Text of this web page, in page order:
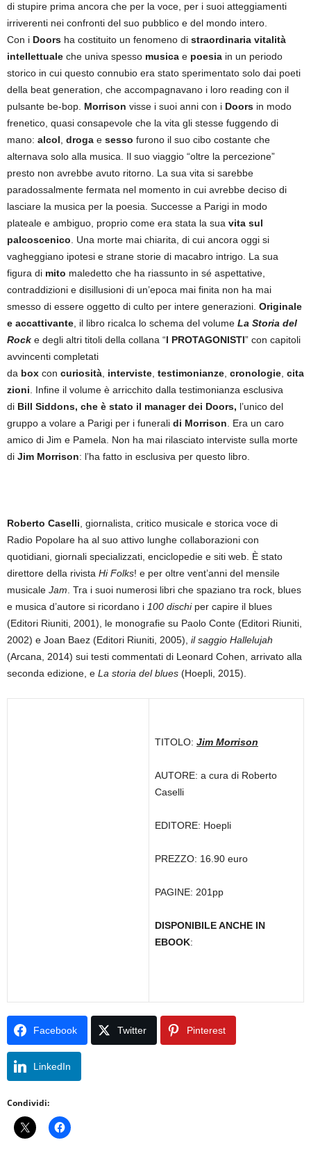
di stupire prima ancora che per la voce, per i suoi atteggiamenti
irriverenti nei confronti del suo pubblico e del mondo intero.
Con i Doors ha costituito un fenomeno di straordinaria vitalità
intellettuale che univa spesso musica e poesia in un periodo
storico in cui questo connubio era stato sperimentato solo dai poeti
della beat generation, che accompagnavano i loro reading con il
pulsante be-bop. Morrison visse i suoi anni con i Doors in modo
frenetico, quasi consapevole che la vita gli stesse fuggendo di
mano: alcol droga e sesso furono il suo cibo costante che
alternava solo alla musica. Il suo viaggio “oltre la percezione”
presto non avrebbe avuto ritorno. La sua vita si sarebbe
paradossalmente fermata nel momento in cui avrebbe deciso di
lasciare la musica per la poesia. Successe a Parigi in modo
plateale e ambiguo, proprio come era stata la sua vita sul
palcoscenico . Una morte mai chiarita, di cui ancora oggi si
vagheggiano ipotesi e strane storie di macabro intrigo. La sua
figura di mito maledetto che ha riassunto in sé aspettative,
contraddizioni e disillusioni di un’epoca mai finita non ha mai
smesso di essere oggetto di culto per intere generazioni. Originale
e accattivante , il libro ricalca lo schema del volume La Storia del
Rock e degli altri titoli della collana “I PROTAGONISTI” con capitoli
avvincenti completati
da box con curiosità interviste testimonianze cronologie cita
zioni . Infine il volume è arricchito dalla testimonianza esclusiva
di Bill Siddons, che è stato il manager dei Doors, l’unico del
gruppo a volare a Parigi per i funerali di Morrison . Era un caro
amico di Jim e Pamela. Non ha mai rilasciato interviste sulla morte
di Jim Morrison: l’ha fatto in esclusiva per questo libro.
Roberto Caselli , giornalista, critico musicale e storica voce di
Radio Popolare ha al suo attivo lunghe collaborazioni con
quotidiani, giornali specializzati, enciclopedie e siti web. È stato
direttore della rivista Hi Folks! e per oltre vent’anni del mensile
musicale Jam . Tra i suoi numerosi libri che spaziano tra rock, blues
e musica d’autore si ricordano i 100 dischiper capire il blues
(Editori Riuniti, 2001), le monografie su Paolo Conte (Editori Riuniti,
2002) e Joan Baez (Editori Riuniti, 2005), il saggio Hallelujah
(Arcana, 2014) sui testi commentati di Leonard Cohen, arrivato alla
seconda edizione, e La storia del blues (Hoepli, 2015).
TITOLO: Jim Morrison
AUTORE: a cura di Roberto
Caselli
EDITORE: Hoepli
PREZZO: 16.90 euro
PAGINE: 201pp
DISPONIBILE ANCHE IN
EBOOK:
Facebook Twitter Pinterest
LinkedIn
Condividi: